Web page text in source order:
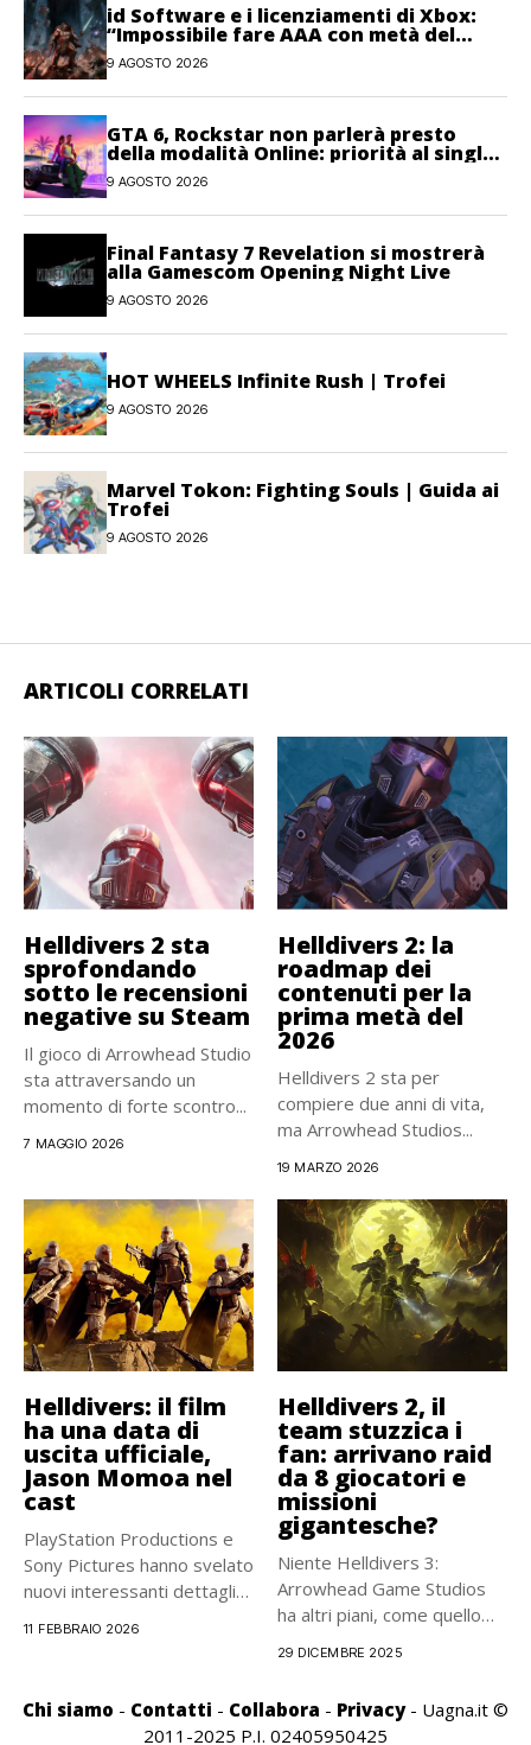
id Software e i licenziamenti di Xbox:
“Impossibile fare AAA con metà del
personale”
9 AGOSTO 2026
GTA 6, Rockstar non parlerà presto
della modalità Online: priorità al single-
player
9 AGOSTO 2026
Final Fantasy 7 Revelation si mostrerà
alla Gamescom Opening Night Live
9 AGOSTO 2026
HOT WHEELS Infinite Rush | Trofei
9 AGOSTO 2026
Marvel Tokon: Fighting Souls | Guida ai
Trofei
9 AGOSTO 2026
ARTICOLI CORRELATI
Helldivers 2 sta
sprofondando
sotto le recensioni
negative su Steam
Il gioco di Arrowhead Studio
sta attraversando un
momento di forte scontro...
7 MAGGIO 2026
Helldivers 2: la
roadmap dei
contenuti per la
prima metà del
2026
Helldivers 2 sta per
compiere due anni di vita,
ma Arrowhead Studios...
19 MARZO 2026
Helldivers: il film
ha una data di
uscita ufficiale,
Jason Momoa nel
cast
PlayStation Productions e
Sony Pictures hanno svelato
nuovi interessanti dettagli
11 FEBBRAIO 2026
Helldivers 2, il
team stuzzica i
fan: arrivano raid
da 8 giocatori e
missioni
gigantesche?
Niente Helldivers 3:
Arrowhead Game Studios
ha altri piani, come quello
29 DICEMBRE 2025
Chi siamo - Contatti - Collabora - Privacy- Uagna.it ©
2011-2025 P.I. 02405950425